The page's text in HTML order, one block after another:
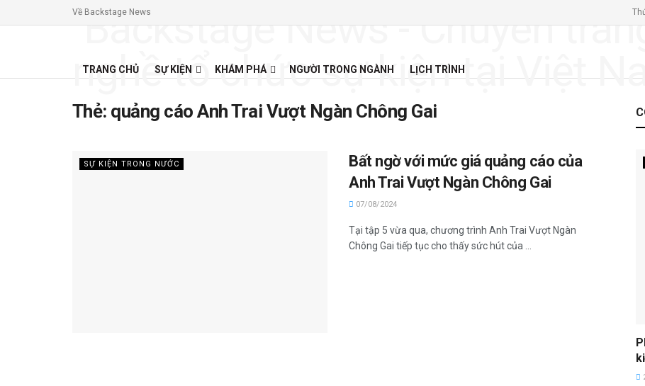
Về Backstage News
TRANG CHỦ SỰ KIỆN KHÁM PHÁ NGƯỜI TRONG NGÀNH LỊCH TRÌNH
Thẻ: quảng cáo Anh Trai Vượt Ngàn Chông Gai
SỰ KIỆN TRONG NƯỚC
Bất ngờ với mức giá quảng cáo của
Anh Trai Vượt Ngàn Chông Gai
07/08/2024
Tại tập 5 vừa qua, chương trình Anh Trai Vượt Ngàn
Chông Gai tiếp tục cho thấy sức hút của ...